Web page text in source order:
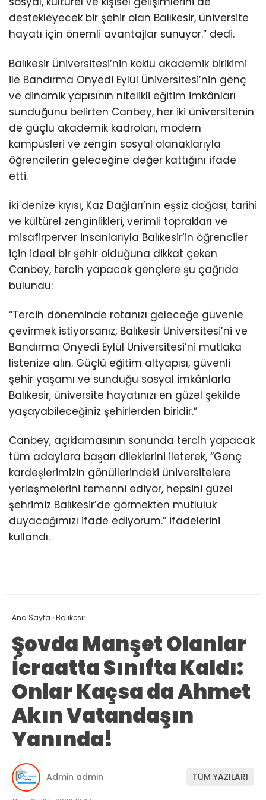
destekleyecek bir şehir olan Balıkesir, üniversite
hayatı için önemli avantajlar sunuyor.” dedi.
Balıkesir Üniversitesi’nin köklü akademik birikimi
ile Bandırma Onyedi Eylül Üniversitesi’nin genç
ve dinamik yapısının nitelikli eğitim imkânları
sunduğunu belirten Canbey, her iki üniversitenin
de güçlü akademik kadroları, modern
kampüsleri ve zengin sosyal olanaklarıyla
öğrencilerin geleceğine değer kattığını ifade
etti.
İki denize kıyısı, Kaz Dağları’nın eşsiz doğası, tarihi
ve kültürel zenginlikleri, verimli toprakları ve
misafirperver insanlarıyla Balıkesir’in öğrenciler
için ideal bir şehir olduğuna dikkat çeken
Canbey, tercih yapacak gençlere şu çağrıda
bulundu:
“Tercih döneminde rotanızı geleceğe güvenle
çevirmek istiyorsanız, Balıkesir Üniversitesi’ni ve
Bandırma Onyedi Eylül Üniversitesi’ni mutlaka
listenize alın. Güçlü eğitim altyapısı, güvenli
şehir yaşamı ve sunduğu sosyal imkânlarla
Balıkesir, üniversite hayatınızı en güzel şekilde
yaşayabileceğiniz şehirlerden biridir.”
Canbey, açıklamasının sonunda tercih yapacak
tüm adaylara başarı dileklerini ileterek, “Genç
kardeşlerimizin gönüllerindeki üniversitelere
yerleşmelerini temenni ediyor, hepsini güzel
şehrimiz Balıkesir’de görmekten mutluluk
duyacağımızı ifade ediyorum.” ifadelerini
kullandı.
Ana Sayfa ›Balıkesir
Şovda Manşet Olanlar
İcraatta Sınıfta Kaldı:
Onlar Kaçsa da Ahmet
Akın Vatandaşın
Yanında!
Admin admin TÜM YAZILARI